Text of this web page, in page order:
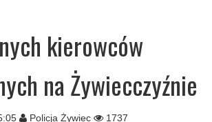
kierowców
na Żywiecczyźnie
Policja Żywiec 1737